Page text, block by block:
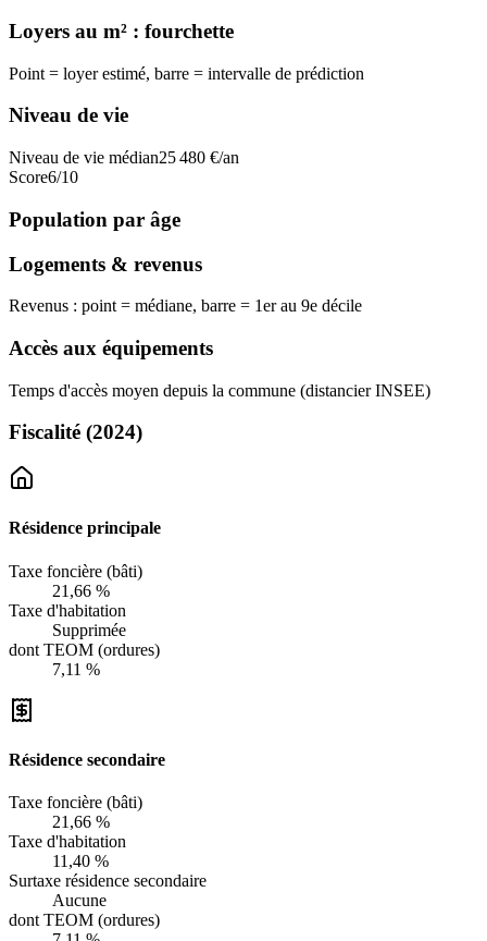
Loyers au m² : fourchette
Point = loyer estimé, barre = intervalle de prédiction
Niveau de vie
Niveau de vie médian25 480 €/an
Score6/10
Population par âge
Logements & revenus
Revenus : point = médiane, barre = 1er au 9e décile
Accès aux équipements
Temps d'accès moyen depuis la commune (distancier INSEE)
Fiscalité (2024)
Résidence principale
Taxe foncière (bâti)
21,66 %
Taxe d'habitation
Supprimée
dont TEOM (ordures)
7,11 %
Résidence secondaire
Taxe foncière (bâti)
21,66 %
Taxe d'habitation
11,40 %
Surtaxe résidence secondaire
Aucune
dont TEOM (ordures)